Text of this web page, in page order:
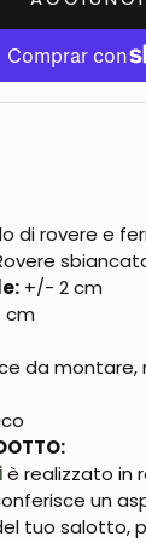
di rovere e
+/- 2 cm
cm
da montare,
è realizzato in
un
tuo salotto,